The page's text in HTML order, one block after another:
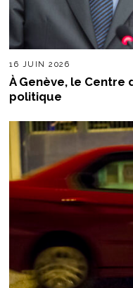
16 JUIN 2026
À Genève, le
politique